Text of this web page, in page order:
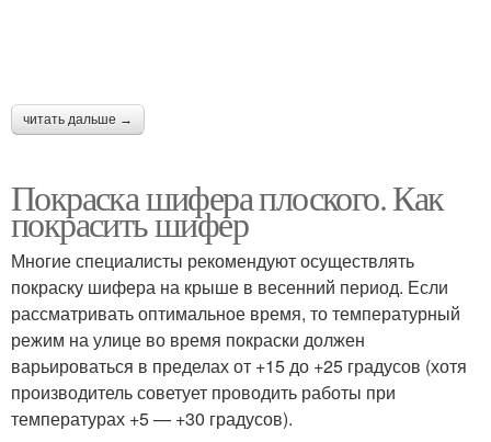
читать дальше →
Покраска шифера плоского. Как
покрасить шифер
Многие специалисты рекомендуют осуществлять
покраску шифера на крыше в весенний период. Если
рассматривать оптимальное время, то температурный
режим на улице во время покраски должен
варьироваться в пределах от +15 до +25 градусов (хотя
производитель советует проводить работы при
температурах +5 — +30 градусов).